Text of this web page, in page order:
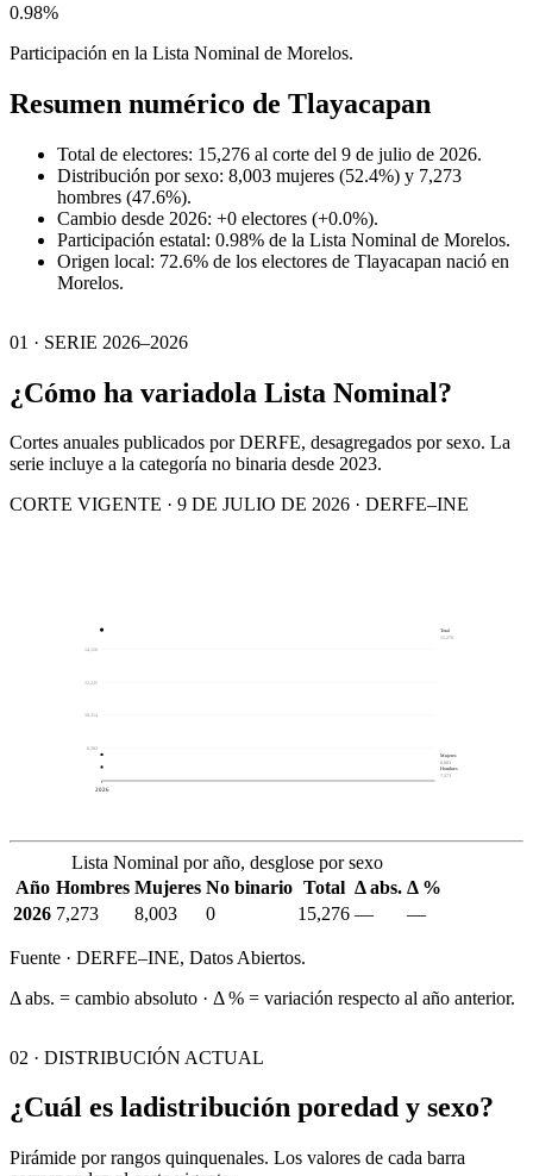
0.98%
Participación en la Lista Nominal de Morelos.
Resumen numérico de Tlayacapan
Total de electores: 15,276 al corte del 9 de julio de 2026.
Distribución por sexo: 8,003 mujeres (52.4%) y 7,273
hombres (47.6%).
Cambio desde 2026: +0 electores (+0.0%).
Participación estatal: 0.98% de la Lista Nominal de Morelos.
Origen local: 72.6% de los electores de Tlayacapan nació en
Morelos.
01 · SERIE 2026–2026
¿Cómo ha variadola Lista Nominal?
Cortes anuales publicados por DERFE, desagregados por sexo. La
serie incluye a la categoría no binaria desde 2023.
CORTE VIGENTE · 9 DE JULIO DE 2026 · DERFE–INE
8,393
10,314
12,235
14,156
2026
Total
15,276
Mujeres
Hombres
7,273
Lista Nominal por año, desglose por sexo
Año Hombres Mujeres No binario Total Δ abs. Δ %
2026 7,273 8,003 0 15,276 — —
Fuente · DERFE–INE, Datos Abiertos.
Δ abs. = cambio absoluto · Δ % = variación respecto al año anterior.
02 · DISTRIBUCIÓN ACTUAL
¿Cuál es ladistribución poredad y sexo?
Pirámide por rangos quinquenales. Los valores de cada barra